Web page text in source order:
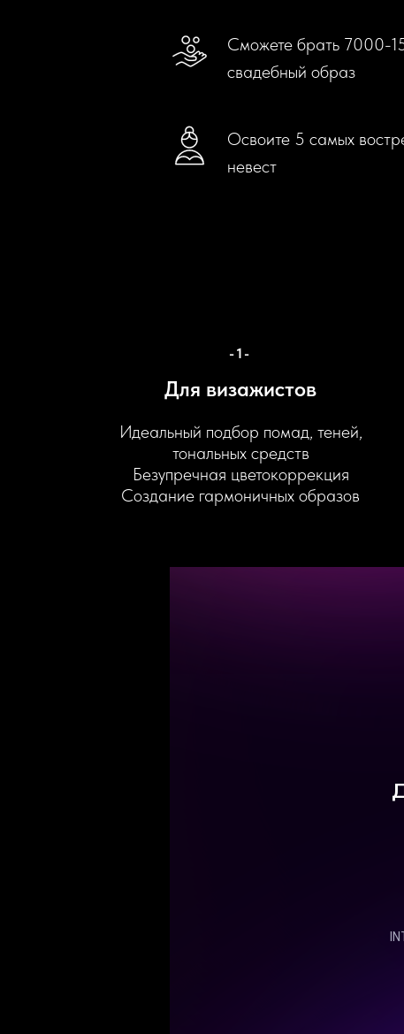
Сможете брать 7000-
свадебный образ
Освоите 5 самых
невест
-1-
Для визажистов
Идеальный подбор помад, теней,
тональных средств
Безупречная цветокоррекция
Создание гармоничных образов